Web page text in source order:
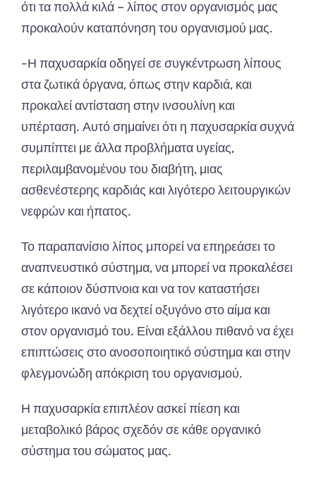
ότι τα πολλά κιλά – λίπος στον οργανισμός μας
προκαλούν καταπόνηση του οργανισμού μας.
-Η παχυσαρκία οδηγεί σε συγκέντρωση λίπους
στα ζωτικά όργανα, όπως στην καρδιά, και
προκαλεί αντίσταση στην ινσουλίνη και
υπέρταση. Αυτό σημαίνει ότι η παχυσαρκία συχνά
συμπίπτει με άλλα προβλήματα υγείας,
περιλαμβανομένου του διαβήτη, μιας
ασθενέστερης καρδιάς και λιγότερο λειτουργικών
νεφρών και ήπατος.
Το παραπανίσιο λίπος μπορεί να επηρεάσει το
αναπνευστικό σύστημα, να μπορεί να προκαλέσει
σε κάποιον δύσπνοια και να τον καταστήσει
λιγότερο ικανό να δεχτεί οξυγόνο στο αίμα και
στον οργανισμό του. Είναι εξάλλου πιθανό να έχει
επιπτώσεις στο ανοσοποιητικό σύστημα και στην
φλεγμονώδη απόκριση του οργανισμού.
Η παχυσαρκία επιπλέον ασκεί πίεση και
μεταβολικό βάρος σχεδόν σε κάθε οργανικό
σύστημα του σώματος μας.